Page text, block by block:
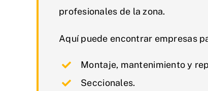
profesionales de la zona.
Aquí puede encontrar empresas
Montaje, mantenimiento y
Seccionales.